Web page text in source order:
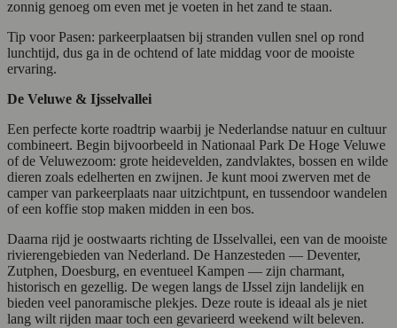
zonnig genoeg om even met je voeten in het zand te staan.
Tip voor Pasen: parkeerplaatsen bij stranden vullen snel op rond
lunchtijd, dus ga in de ochtend of late middag voor de mooiste
ervaring.
De Veluwe & Ijsselvallei
Een perfecte korte roadtrip waarbij je Nederlandse natuur en cultuur
combineert. Begin bijvoorbeeld in Nationaal Park De Hoge Veluwe
of de Veluwezoom: grote heidevelden, zandvlaktes, bossen en wilde
dieren zoals edelherten en zwijnen. Je kunt mooi zwerven met de
camper van parkeerplaats naar uitzichtpunt, en tussendoor wandelen
of een koffie stop maken midden in een bos.
Daarna rijd je oostwaarts richting de IJsselvallei, een van de mooiste
rivierengebieden van Nederland. De Hanzesteden — Deventer,
Zutphen, Doesburg, en eventueel Kampen — zijn charmant,
historisch en gezellig. De wegen langs de IJssel zijn landelijk en
bieden veel panoramische plekjes. Deze route is ideaal als je niet
lang wilt rijden maar toch een gevarieerd weekend wilt beleven.